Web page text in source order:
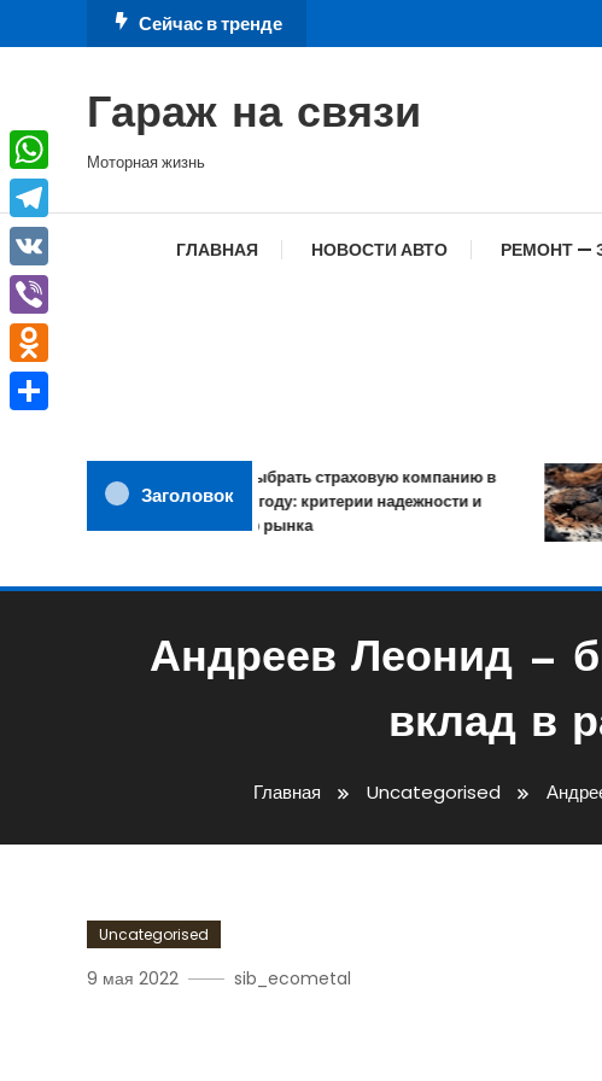
к
Сейчас в тренде
Гараж на связи
Моторная жизнь
ГЛАВНАЯ НОВОСТИ АВТО РЕМОНТ —
Заголовок
Как выбрать страховую компанию в
2026 году: критерии надежности и
обзор рынка
Андреев Леонид —
вклад в
Главная Uncategorised
Uncategorised
9 мая 2022 sib_ecometal
WhatsApp
Telegram
VK
Viber
Odnoklassniki